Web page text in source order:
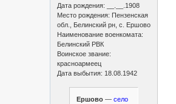
Дата рождения: __.__.1908
Место рождения: Пензенская
обл., Белинский рн, с. Ершово
Наименование военкомата:
Белинский РВК
Воинское звание:
красноармеец
Дата выбытия: 18.08.1942
Ершово— село